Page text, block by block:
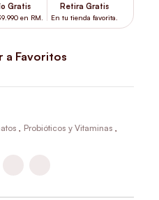
Gratis
en RM.
Retira Gratis
En tu tienda favorita.
a Favoritos
Probióticos y Vitaminas